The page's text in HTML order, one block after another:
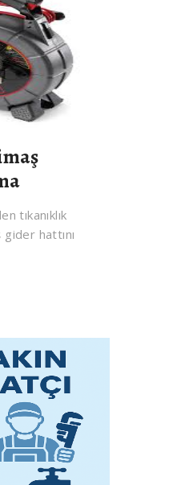
tıkanıklık
hattını